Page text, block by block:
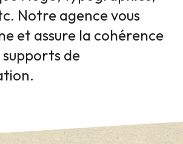
Notre agence vous
et assure la cohérence
supports de